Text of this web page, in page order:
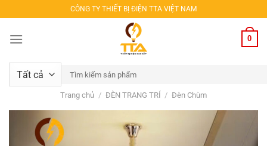
qua
nội
CÔNG TY THIẾT BỊ ĐIỆN TTA VIỆT NAM
0
Tìm
kiếm:
Trang chủ / ĐÈN TRANG TRÍ / Đèn Chùm